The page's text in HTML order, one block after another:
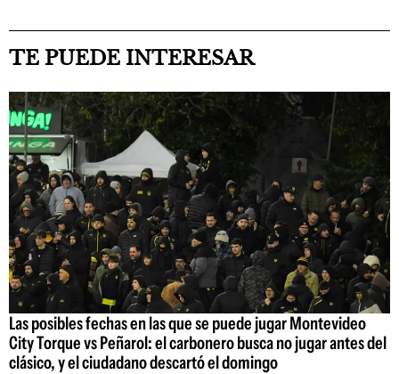
TE PUEDE INTERESAR
Las posibles fechas en las que se puede jugar Montevideo
City Torque vs Peñarol: el carbonero busca no jugar antes del
clásico, y el ciudadano descartó el domingo